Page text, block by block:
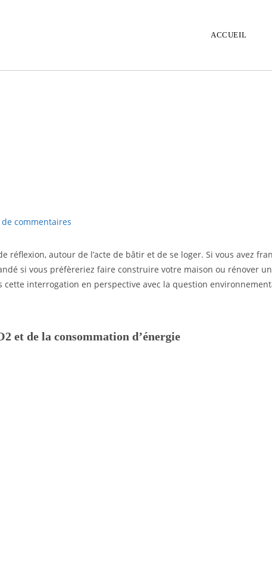
ACCUEIL
de commentaires
réflexion, autour de l’acte de bâtir et de se loger. Si vous avez
si vous préfèreriez faire construire votre maison ou rénover
cette interrogation en perspective avec la question
et de la consommation d’énergie